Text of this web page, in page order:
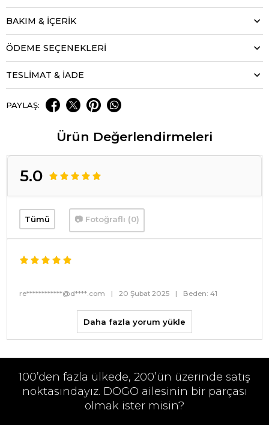
BAKIM & İÇERİK
ÖDEME SEÇENEKLERI
TESLİMAT & İADE
PAYLAŞ:
Ürün Değerlendirmeleri
5.0
Tümü 📷 Fotoğraflı (0)
re************@d****.com | 20 Şubat 2025 | Beden: 41
Daha fazla yorum yükle
100’den fazla ülkede, 200’ün üzerinde satış
noktasındayız. DOGO ailesinin bir parçası
olmak ister misin?